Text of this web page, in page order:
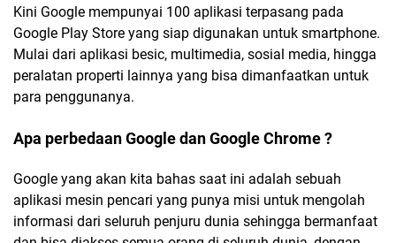
Kini Google mempunyai 100 aplikasi terpasang pada
Google Play Store yang siap digunakan untuk smartphone.
Mulai dari aplikasi besic, multimedia, sosial media, hingga
peralatan properti lainnya yang bisa dimanfaatkan untuk
para penggunanya.
Apa perbedaan Google dan Google Chrome ?
Google yang akan kita bahas saat ini adalah sebuah
aplikasi mesin pencari yang punya misi untuk mengolah
informasi dari seluruh penjuru dunia sehingga bermanfaat